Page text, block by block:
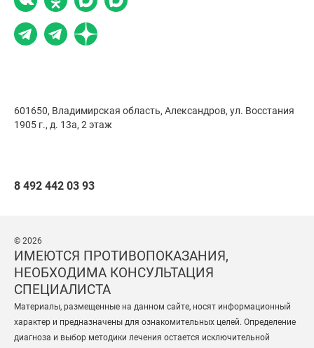
601650, Владимирская область, Александров, ул. Восстания
1905 г., д. 13а, 2 этаж
8 492 442 03 93
© 2026
ИМЕЮТСЯ ПРОТИВОПОКАЗАНИЯ,
НЕОБХОДИМА КОНСУЛЬТАЦИЯ
СПЕЦИАЛИСТА
Материалы, размещенные на данном сайте, носят информационный
характер и предназначены для ознакомительных целей. Определение
диагноза и выбор методики лечения остается исключительной